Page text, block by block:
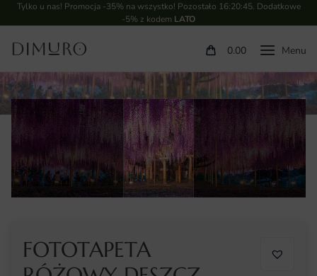
Tylko u nas! Promocja -35% na wszystko! Pozostało 16:20:44. Dodatkowe
-5% z kodem LATO
0.00
FOTOTAPETA